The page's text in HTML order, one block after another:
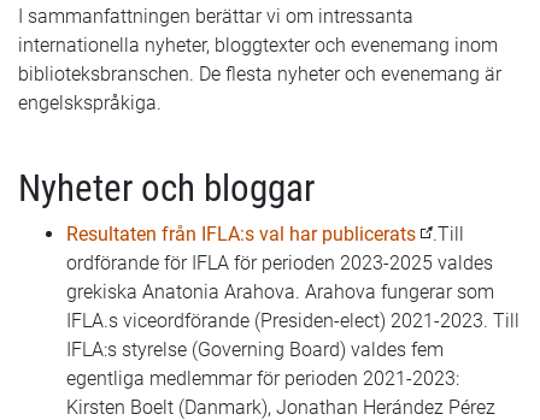
I sammanfattningen berättar vi om intressanta
internationella nyheter, bloggtexter och evenemang inom
biblioteksbranschen. De flesta nyheter och evenemang är
engelskspråkiga.
Nyheter och bloggar
Resultaten från IFLA:s val har publicerats
.Till
ordförande för IFLA för perioden 2023-2025 valdes
grekiska Anatonia Arahova. Arahova fungerar som
IFLA.s viceordförande (Presiden-elect) 2021-2023. Till
IFLA:s styrelse (Governing Board) valdes fem
egentliga medlemmar för perioden 2021-2023:
Kirsten Boelt (Danmark), Jonathan Herández Pérez